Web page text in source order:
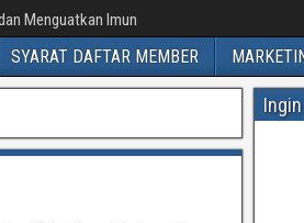
Menguatkan Imun
SYARAT DAFTAR MEMBER